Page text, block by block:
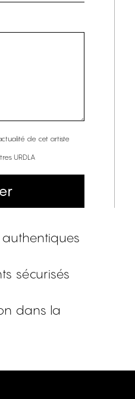
de cet artiste
URDLA
sécurisés
dans la